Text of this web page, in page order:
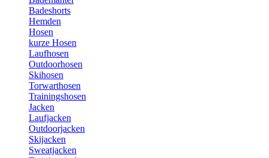
Badeshorts
Hemden
Hosen
kurze Hosen
Laufhosen
Outdoorhosen
Skihosen
Torwarthosen
Trainingshosen
Jacken
Laufjacken
Outdoorjacken
Skijacken
Sweatjacken